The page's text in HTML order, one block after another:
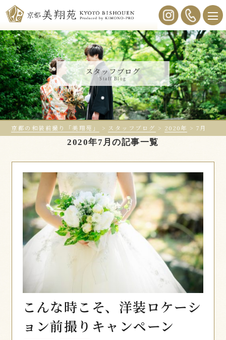
スタッフブログ
Staff Blog
京都の和装前撮り「美翔苑」 > スタッフブログ > 2020年 > 7月
2020年7月の記事一覧
こんな時こそ、洋装ロケーシ
ョン前撮りキャンペーン